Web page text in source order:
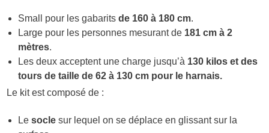
Small pour les gabarits de 160 à 180 cm.
Large pour les personnes mesurant de 181 cm à 2
mètres.
Les deux acceptent une charge jusqu’à 130 kilos et des
tours de taille de 62 à 130 cm pour le harnais.
Le kit est composé de :
Lesocle sur lequel on se déplace en glissant sur la